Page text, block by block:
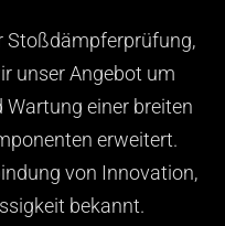
Stoßdämpferprüfung,
unser Angebot um
einer breiten
erweitert.
von Innovation,
bekannt.